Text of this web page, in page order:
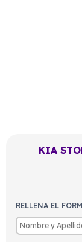
KIA
RELLENA EL